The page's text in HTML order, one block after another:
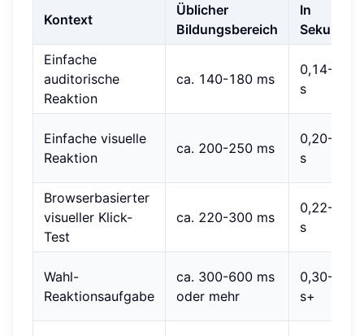
Kontext
Üblicher
Bildungsbereich
In
Sekunden
Einfache
auditorische
Reaktion
ca. 140-180 ms
0,14-0,18
s
Einfache visuelle
Reaktion
ca. 200-250 ms
0,20-0,25
s
Browserbasierter
visueller Klick-
Test
ca. 220-300 ms
0,22-0,30
s
Wahl-
Reaktionsaufgabe
ca. 300-600 ms
oder mehr
0,30-0,60
s+